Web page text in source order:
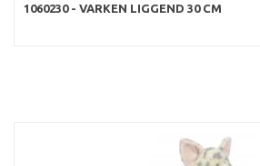
1060230 - VARKEN LIGGEND 30 CM